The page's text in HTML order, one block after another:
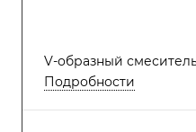
V-образный
Подробности